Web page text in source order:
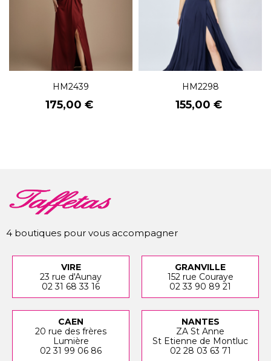
HM2439
Prix
175,00 €
HM2298
Prix
155,00 €
4 boutiques pour vous accompagner
VIRE
23 rue d'Aunay
02 31 68 33 16
GRANVILLE
152 rue Couraye
02 33 90 89 21
CAEN
20 rue des frères
Lumière
02 31 99 06 86
NANTES
ZA St Anne
St Etienne de Montluc
02 28 03 63 71